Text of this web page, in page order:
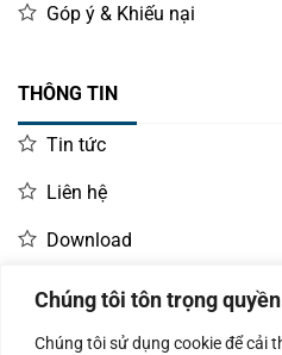
Chúng tôi tôn trọng
Chúng tôi sử dụng cookie để cải
Góp ý & Khiếu nại
THÔNG TIN
Tin tức
Liên hệ
Download
LIÊN HỆ MUA HÀNG